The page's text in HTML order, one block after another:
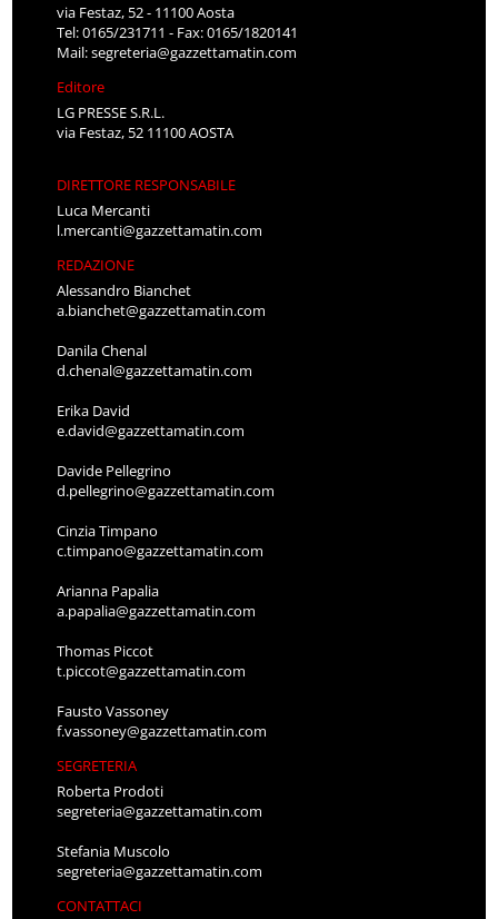
via Festaz, 52 - 11100 Aosta
Tel: 0165/231711 - Fax: 0165/1820141
Mail:segreteria@gazzettamatin.com
Editore
LG PRESSE S.R.L.
via Festaz, 52 11100 AOSTA
DIRETTORE RESPONSABILE
Luca Mercanti
l.mercanti@gazzettamatin.com
REDAZIONE
Alessandro Bianchet
a.bianchet@gazzettamatin.com
Danila Chenal
d.chenal@gazzettamatin.com
Erika David
e.david@gazzettamatin.com
Davide Pellegrino
d.pellegrino@gazzettamatin.com
Cinzia Timpano
c.timpano@gazzettamatin.com
Arianna Papalia
a.papalia@gazzettamatin.com
Thomas Piccot
t.piccot@gazzettamatin.com
Fausto Vassoney
f.vassoney@gazzettamatin.com
SEGRETERIA
Roberta Prodoti
segreteria@gazzettamatin.com
Stefania Muscolo
segreteria@gazzettamatin.com
CONTATTACI